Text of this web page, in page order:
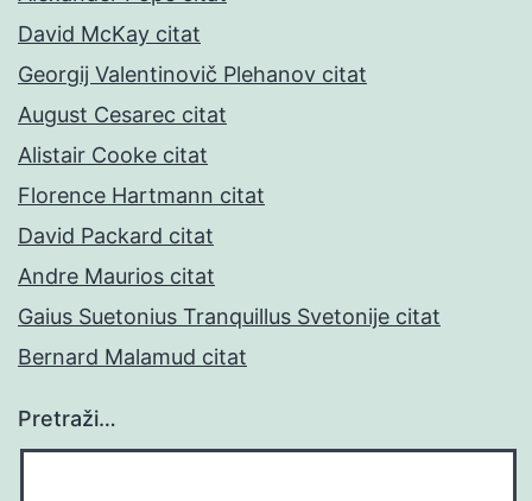
David McKay citat
Georgij Valentinovič Plehanov citat
August Cesarec citat
Alistair Cooke citat
Florence Hartmann citat
David Packard citat
Andre Maurios citat
Gaius Suetonius Tranquillus Svetonije citat
Bernard Malamud citat
Pretraži…